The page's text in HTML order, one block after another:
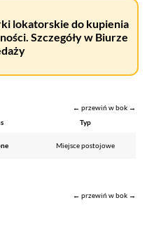
lokatorskie do kupienia
Szczegóły w Biurze
← przewiń w bok →
Typ
Miejsce postojowe
← przewiń w bok →